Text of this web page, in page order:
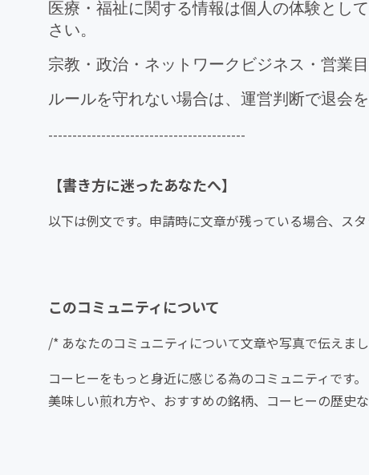
医療・福祉に関する情報は個人の体験とし
さい。
宗教・政治・ネットワークビジネス・営業
ルールを守れない場合は、運営判断で退会
-----------------------------------------
【書き方に迷ったあなたへ】
以下は例文です。申請時に文章が残っている場合、スタ
このコミュニティについて
/* あなたのコミュニティについて文章や写真で伝えま
コーヒーをもっと身近に感じる為のコミュニティです。
美味しい煎れ方や、おすすめの銘柄、コーヒーの歴史